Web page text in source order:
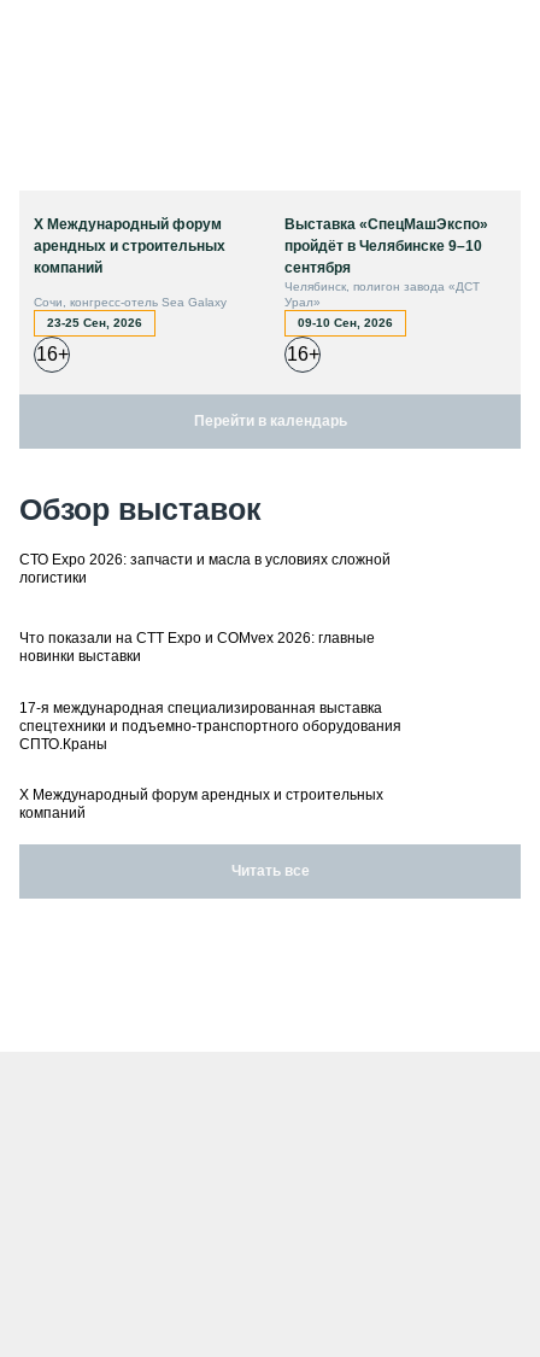
X Международный форум
арендных и строительных
компаний
Сочи, конгресс-отель Sea Galaxy
23-25 Сен, 2026
16+
Выставка «СпецМашЭкспо»
пройдёт в Челябинске 9–10
сентября
Челябинск, полигон завода «ДСТ
Урал»
09-10 Сен, 2026
16+
Перейти в календарь
Обзор выставок
СТО Expo 2026: запчасти и масла в условиях сложной
логистики
Что показали на CTT Expo и COMvex 2026: главные
новинки выставки
17-я международная специализированная выставка
спецтехники и подъемно-транспортного оборудования
СПТО.Краны
X Международный форум арендных и строительных
компаний
Читать все